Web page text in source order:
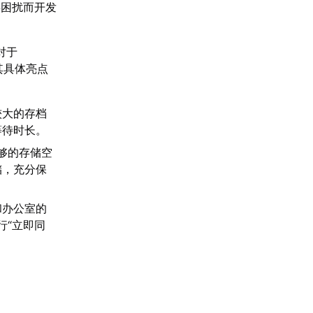
扰而开发
于
体亮点
的存档
时长。
的存储空
充分保
公室的
“立即同